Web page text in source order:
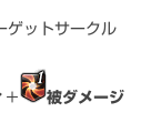
ゲットサークル
＋
被ダメージ